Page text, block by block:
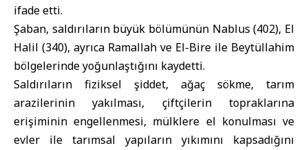
ifade etti.
Şaban, saldırıların büyük bölümünün Nablus (402), El
Halil (340), ayrıca Ramallah ve El-Bire ile Beytüllahim
bölgelerinde yoğunlaştığını kaydetti.
Saldırıların fiziksel şiddet, ağaç sökme, tarım
arazilerinin yakılması, çiftçilerin topraklarına
erişiminin engellenmesi, mülklere el konulması ve
evler ile tarımsal yapıların yıkımını kapsadığını